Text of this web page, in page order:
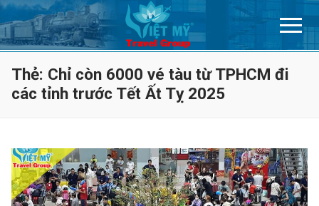
Chuyển
đến
nội
Thẻ: Chỉ còn 6000 vé tàu từ TPHCM đi
các tỉnh trước Tết Ất Tỵ 2025